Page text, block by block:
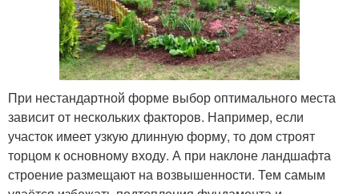
При нестандартной форме выбор оптимального места
зависит от нескольких факторов. Например, если
участок имеет узкую длинную форму, то дом строят
торцом к основному входу. А при наклоне ландшафта
строение размещают на возвышенности. Тем самым